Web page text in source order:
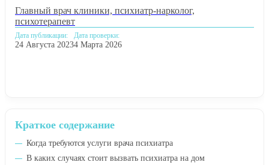
Краткое содержание
Когда требуются услуги врача психиатра
В каких случаях стоит вызвать психиатра на дом
Главный врач клиники, психиатр-нарколог,
психотерапевт
Дата публикации:
24 Августа 2023
Дата проверки:
4 Марта 2026